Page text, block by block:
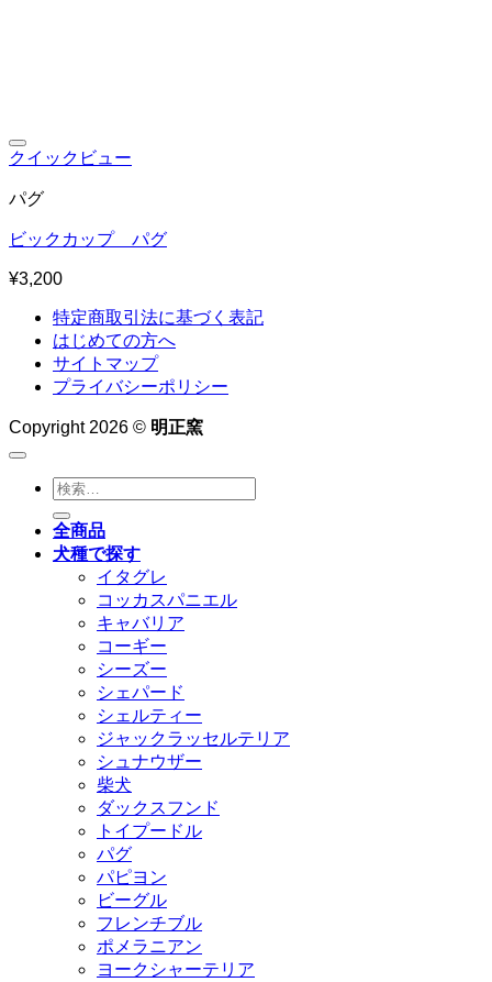
クイックビュー
パグ
ビックカップ パグ
¥3,200
特定商取引法に基づく表記
はじめての方へ
サイトマップ
プライバシーポリシー
Copyright 2026 © 明正窯
検
索
対
象:
全商品
犬種で探す
イタグレ
コッカスパニエル
キャバリア
コーギー
シーズー
シェパード
シェルティー
ジャックラッセルテリア
シュナウザー
柴犬
ダックスフンド
トイプードル
パグ
パピヨン
ビーグル
フレンチブル
ポメラニアン
ヨークシャーテリア